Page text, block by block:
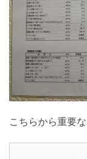
こちらから重要